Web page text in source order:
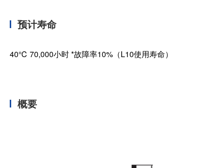
预计寿命
40℃ 70,000小时 *故障率10%（L10使用寿命）
概要